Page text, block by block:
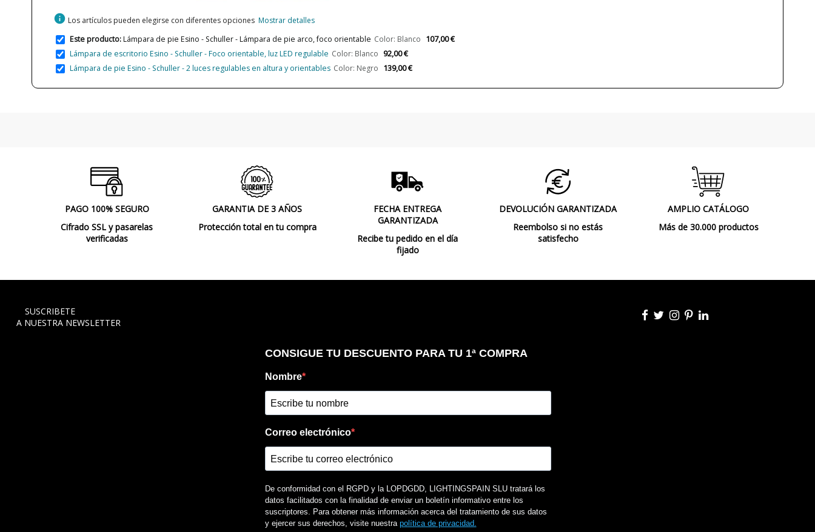
Potencia en Vatios
Bombilla Incluida?
Sí
info Los artículos pueden elegirse con diferentes opciones Mostrar detalles
Este producto:Lámpara de pie Esino - Schuller - Lámpara de pie arco, foco orientable Color: Blanco 107,00 €
Lámpara de escritorio Esino - Schuller - Foco orientable, luz LED regulable Color: Blanco 92,00 €
Lámpara de pie Esino - Schuller - 2 luces regulables en altura y orientables Color: Negro 139,00 €
PAGO 100% SEGURO
Cifrado SSL y pasarelas
verificadas
GARANTIA DE 3 AÑOS
Protección total en tu compra
FECHA ENTREGA
GARANTIZADA
Recibe tu pedido en el día
fijado
DEVOLUCIÓN GARANTIZADA
Reembolso si no estás
satisfecho
AMPLIO CATÁLOGO
Más de 30.000 productos
SUSCRIBETE
A NUESTRA NEWSLETTER